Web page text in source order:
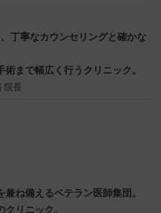
丁寧なカウンセリングと確かな
まで幅広く行うクリニック。
院長
ね備えるベテラン医師集団。
リニック。